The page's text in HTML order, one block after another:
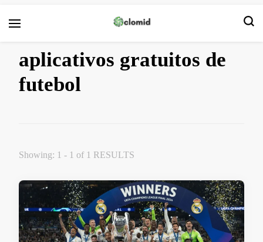
aplicativos gratuitos de
futebol
Showing: 1 - 1 of 1 RESULTS